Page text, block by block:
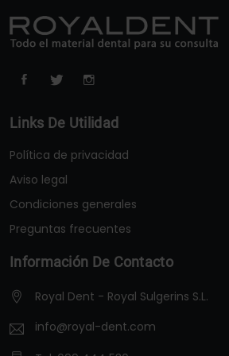
Links De Utilidad
Política de privacidad
Aviso legal
Condiciones generales
Preguntas frecuentes
Información De Contacto
Royal Dent - Royal Sulgerins S.L.
info@royal-dent.com